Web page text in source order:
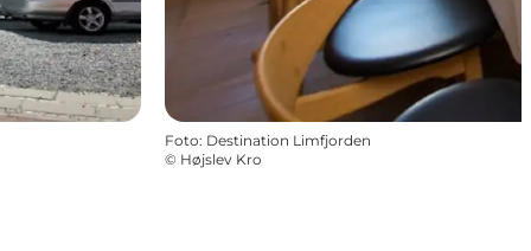
Foto: Destination Limfjorden
© Højslev Kro